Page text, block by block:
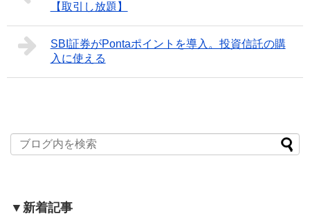
【取引し放題】
SBI証券がPontaポイントを導入。投資信託の購
入に使える
▼新着記事